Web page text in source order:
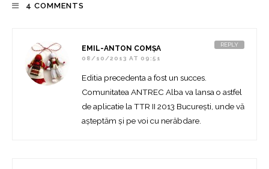
4 COMMENTS
EMIL-ANTON COMȘA
08/10/2013 AT 09:51
Editia precedenta a fost un succes.
Comunitatea ANTREC Alba va lansa o astfel
de aplicatie la TTR II 2013 București, unde vă
așteptăm și pe voi cu nerăbdare.
REPLY